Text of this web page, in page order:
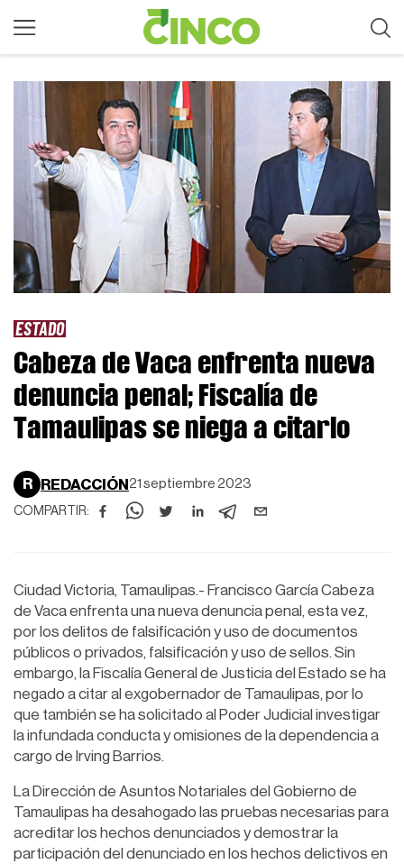
ESTADO
Cabeza de Vaca enfrenta nueva
denuncia penal; Fiscalía de
Tamaulipas se niega a citarlo
R REDACCIÓN 21 septiembre 2023
COMPARTIR:
Ciudad Victoria, Tamaulipas.- Francisco García Cabeza
de Vaca enfrenta una nueva denuncia penal, esta vez,
por los delitos de falsificación y uso de documentos
públicos o privados, falsificación y uso de sellos. Sin
embargo, la Fiscalía General de Justicia del Estado se ha
negado a citar al exgobernador de Tamaulipas, por lo
que también se ha solicitado al Poder Judicial investigar
la infundada conducta y omisiones de la dependencia a
cargo de Irving Barrios.
La Dirección de Asuntos Notariales del Gobierno de
Tamaulipas ha desahogado las pruebas necesarias para
acreditar los hechos denunciados y demostrar la
participación del denunciado en los hechos delictivos en